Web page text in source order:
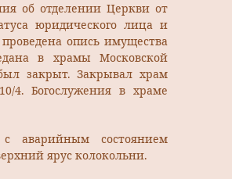
об отделении Церкви от
юридического лица и
опись имущества
в храмы Московской
закрыт. Закрывал храм
4. Богослужения в храме
аварийным состоянием
ярус колокольни.